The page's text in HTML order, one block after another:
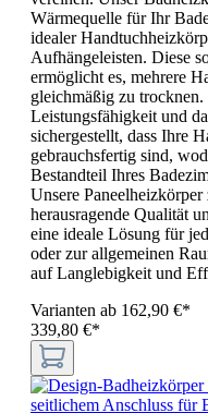
Wärmequelle für Ihr
idealer
Aufhängeleisten. Diese
ermöglicht es, mehrere
gleichmäßig zu
Leistungsfähigkeit und
sichergestellt, dass Ihre
gebrauchsfertig sind,
Bestandteil Ihres
Unsere
herausragende Qualität
eine ideale Lösung für
oder zur allgemeinen
auf Langlebigkeit und
Varianten ab 162,90 €*
339,80 €*